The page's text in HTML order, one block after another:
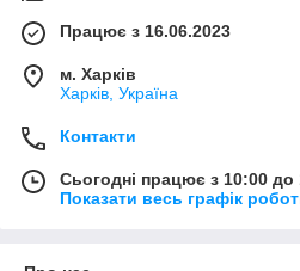
Працює з 16.06.2023
м. Харків
Харків, Україна
Контакти
Сьогодні працює з 10:00 до
Показати весь графік